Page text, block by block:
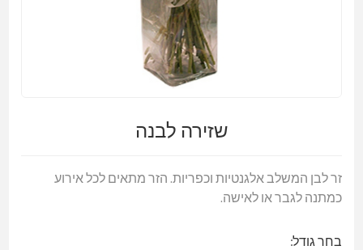
שזירה לבנה
זר לבן המשלב אלגנטיות וכפריות. הזר מתאים לכל אירוע
כמתנה לגבר או לאישה.
בחר גודל: